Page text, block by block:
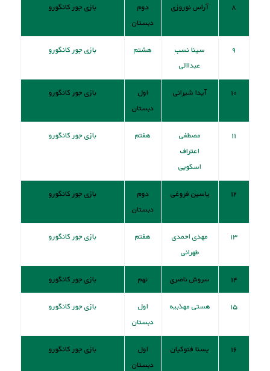
۸ آراس نوروزی
دوم
دبستان
بازی جور کانگورو
۹
سینا نسب
عبداالی
هشتم بازی جور کانگورو
۱۰ آیدا شیرانی
اول
دبستان
بازی جور کانگورو
۱۱
مصطفی
اعتراف
اسکویی
هفتم بازی جور کانگورو
۱۲ یاسین فروغی
دوم
دبستان
بازی جور کانگورو
۱۳
مهدی احمدی
طهرانی
هفتم بازی جور کانگورو
۱۴ سروش ناصری نهم بازی جور کانگورو
۱۵ هستی مهذبیه
اول
دبستان
بازی جور کانگورو
۱۶ یسنا فتوکیان
اول
دبستان
بازی جور کانگورو